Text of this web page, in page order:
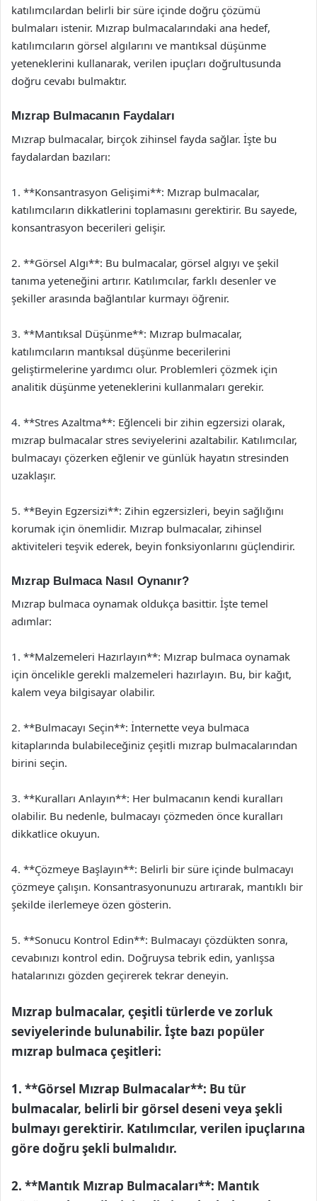
katılımcılardan belirli bir süre içinde doğru çözümü
bulmaları istenir. Mızrap bulmacalarındaki ana hedef,
katılımcıların görsel algılarını ve mantıksal düşünme
yeteneklerini kullanarak, verilen ipuçları doğrultusunda
doğru cevabı bulmaktır.
Mızrap Bulmacanın Faydaları
Mızrap bulmacalar, birçok zihinsel fayda sağlar. İşte bu
faydalardan bazıları:
1. **Konsantrasyon Gelişimi**: Mızrap bulmacalar,
katılımcıların dikkatlerini toplamasını gerektirir. Bu sayede,
konsantrasyon becerileri gelişir.
2. **Görsel Algı**: Bu bulmacalar, görsel algıyı ve şekil
tanıma yeteneğini artırır. Katılımcılar, farklı desenler ve
şekiller arasında bağlantılar kurmayı öğrenir.
3. **Mantıksal Düşünme**: Mızrap bulmacalar,
katılımcıların mantıksal düşünme becerilerini
geliştirmelerine yardımcı olur. Problemleri çözmek için
analitik düşünme yeteneklerini kullanmaları gerekir.
4. **Stres Azaltma**: Eğlenceli bir zihin egzersizi olarak,
mızrap bulmacalar stres seviyelerini azaltabilir. Katılımcılar,
bulmacayı çözerken eğlenir ve günlük hayatın stresinden
uzaklaşır.
5. **Beyin Egzersizi**: Zihin egzersizleri, beyin sağlığını
korumak için önemlidir. Mızrap bulmacalar, zihinsel
aktiviteleri teşvik ederek, beyin fonksiyonlarını güçlendirir.
Mızrap Bulmaca Nasıl Oynanır?
Mızrap bulmaca oynamak oldukça basittir. İşte temel
adımlar:
1. **Malzemeleri Hazırlayın**: Mızrap bulmaca oynamak
için öncelikle gerekli malzemeleri hazırlayın. Bu, bir kağıt,
kalem veya bilgisayar olabilir.
2. **Bulmacayı Seçin**: İnternette veya bulmaca
kitaplarında bulabileceğiniz çeşitli mızrap bulmacalarından
birini seçin.
3. **Kuralları Anlayın**: Her bulmacanın kendi kuralları
olabilir. Bu nedenle, bulmacayı çözmeden önce kuralları
dikkatlice okuyun.
4. **Çözmeye Başlayın**: Belirli bir süre içinde bulmacayı
çözmeye çalışın. Konsantrasyonunuzu artırarak, mantıklı bir
şekilde ilerlemeye özen gösterin.
5. **Sonucu Kontrol Edin**: Bulmacayı çözdükten sonra,
cevabınızı kontrol edin. Doğruysa tebrik edin, yanlışsa
hatalarınızı gözden geçirerek tekrar deneyin.
Mızrap bulmacalar, çeşitli türlerde ve zorluk
seviyelerinde bulunabilir. İşte bazı popüler
mızrap bulmaca çeşitleri:
1. **Görsel Mızrap Bulmacalar**: Bu tür
bulmacalar, belirli bir görsel deseni veya şekli
bulmayı gerektirir. Katılımcılar, verilen ipuçlarına
göre doğru şekli bulmalıdır.
2. **Mantık Mızrap Bulmacaları**: Mantık